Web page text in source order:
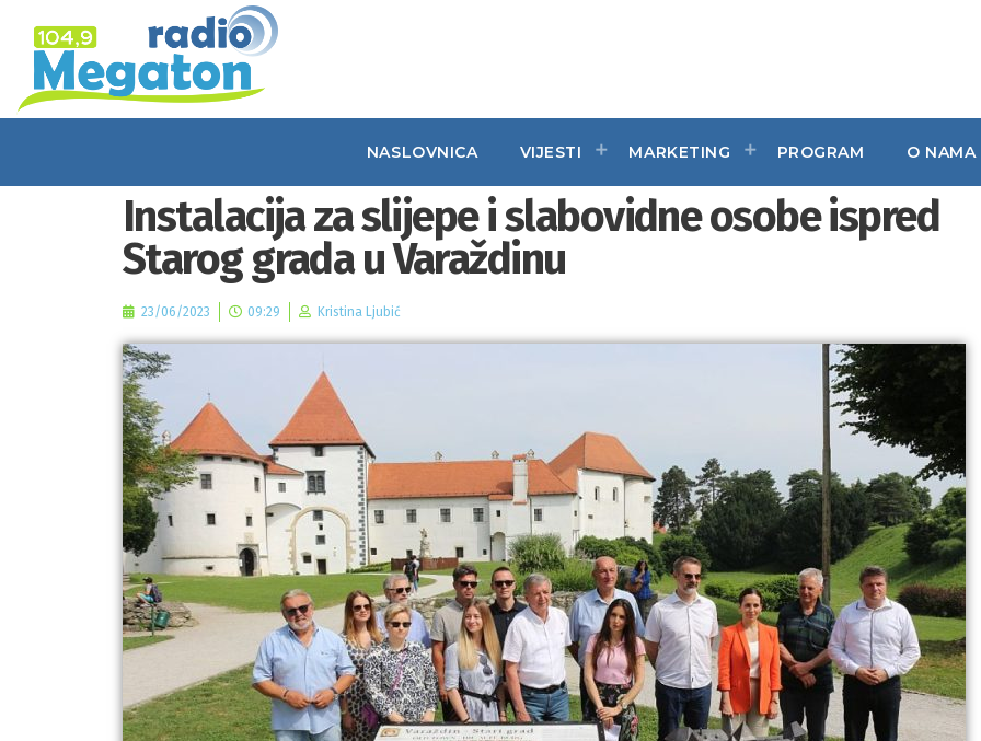
NASLOVNICA VIJESTI MARKETING PROGRAM O NAMA
Instalacija za slijepe i slabovidne osobe ispred
Starog grada u Varaždinu
23/06/2023 09:29 Kristina Ljubić